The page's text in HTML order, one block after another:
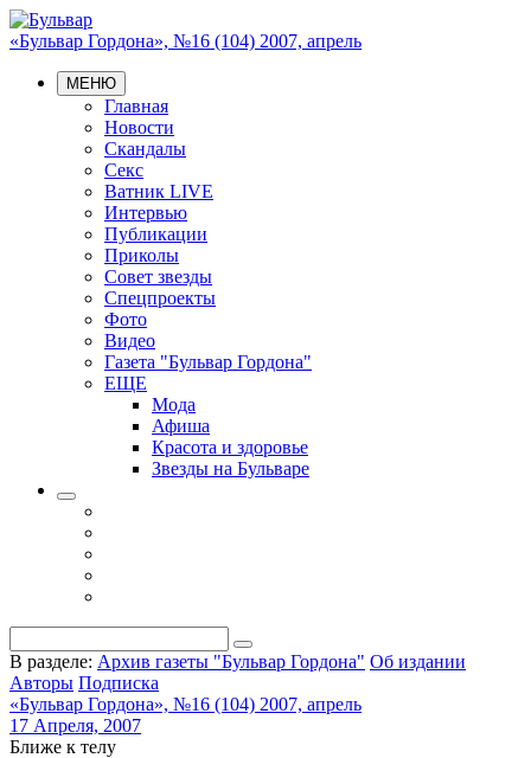
«Бульвар Гордона», №16 (104) 2007, апрель
МЕНЮ
Главная
Новости
Скандалы
Секс
Ватник LIVE
Интервью
Публикации
Приколы
Совет звезды
Спецпроекты
Фото
Видео
Газета "Бульвар Гордона"
ЕЩЕ
Мода
Афиша
Красота и здоровье
Звезды на Бульваре
В разделе: Архив газеты "Бульвар Гордона" Об издании
Авторы Подписка
«Бульвар Гордона», №16 (104) 2007, апрель
17 Апреля, 2007
Ближе к телу